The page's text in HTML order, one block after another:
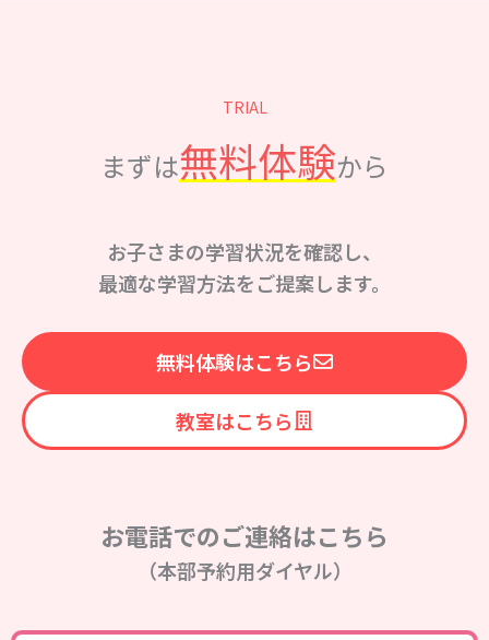
TRIAL
まずは無料体験から
お子さまの学習状況を確認し、
最適な学習方法をご提案します。
無料体験はこちら
教室はこちら
お電話でのご連絡はこちら
（本部予約用ダイヤル）